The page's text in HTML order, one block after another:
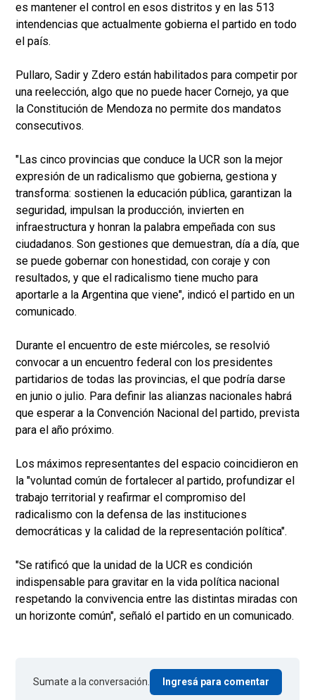
es mantener el control en esos distritos y en las 513
intendencias que actualmente gobierna el partido en todo
el país.
Pullaro, Sadir y Zdero están habilitados para competir por
una reelección, algo que no puede hacer Cornejo, ya que
la Constitución de Mendoza no permite dos mandatos
consecutivos.
"Las cinco provincias que conduce la UCR son la mejor
expresión de un radicalismo que gobierna, gestiona y
transforma: sostienen la educación pública, garantizan la
seguridad, impulsan la producción, invierten en
infraestructura y honran la palabra empeñada con sus
ciudadanos. Son gestiones que demuestran, día a día, que
se puede gobernar con honestidad, con coraje y con
resultados, y que el radicalismo tiene mucho para
aportarle a la Argentina que viene", indicó el partido en un
comunicado.
Durante el encuentro de este miércoles, se resolvió
convocar a un encuentro federal con los presidentes
partidarios de todas las provincias, el que podría darse
en junio o julio. Para definir las alianzas nacionales habrá
que esperar a la Convención Nacional del partido, prevista
para el año próximo.
Los máximos representantes del espacio coincidieron en
la "voluntad común de fortalecer al partido, profundizar el
trabajo territorial y reafirmar el compromiso del
radicalismo con la defensa de las instituciones
democráticas y la calidad de la representación política".
"Se ratificó que la unidad de la UCR es condición
indispensable para gravitar en la vida política nacional
respetando la convivencia entre las distintas miradas con
un horizonte común", señaló el partido en un comunicado.
Sumate a la conversación. Ingresá para comentar